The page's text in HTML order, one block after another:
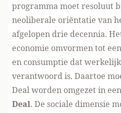
programma moet resoluut
neoliberale oriëntatie van
afgelopen drie decennia.
economie omvormen tot
en consumptie dat
verantwoord is. Daartoe
Deal worden omgezet in een
Deal. De sociale dimensie